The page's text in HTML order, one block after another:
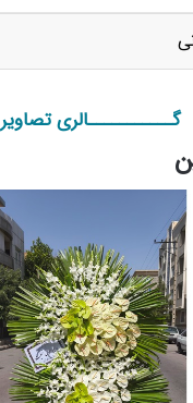
گـــــــــــالری تصاویر